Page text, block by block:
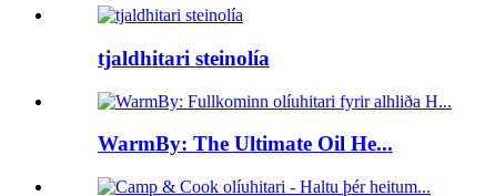
tjaldhitari steinolía
WarmBy: The Ultimate Oil He...